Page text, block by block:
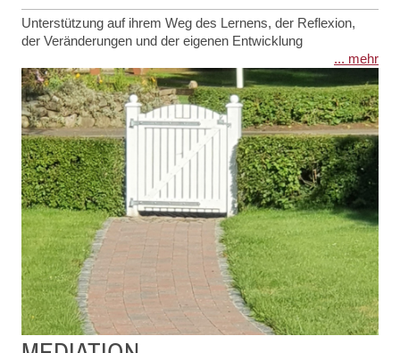
Unterstützung auf ihrem Weg des Lernens, der Reflexion,
der Veränderungen und der eigenen Entwicklung
... mehr